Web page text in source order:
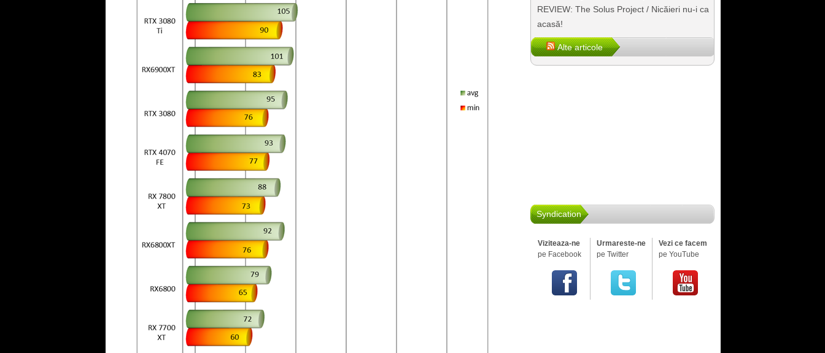
REVIEW: The Solus Project / Nicăieri nu-i ca
acasă!
Alte articole
Syndication
Viziteaza-ne
pe Facebook
Urmareste-ne
pe Twitter
Vezi ce facem
pe YouTube